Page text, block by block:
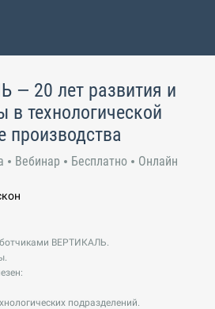
— 20 лет развития и
в технологической
производства
Вебинар Бесплатно Онлайн
ВЕРТИКАЛЬ.
подразделений.